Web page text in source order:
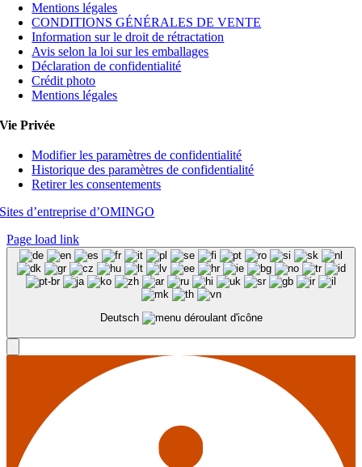
Mentions légales
CONDITIONS GÉNÉRALES DE VENTE
Information sur le droit de rétractation
Avis selon la loi sur les emballages
Déclaration de confidentialité
Crédit photo
Mentions légales
Vie Privée
Modifier les paramètres de confidentialité
Historique des paramètres de confidentialité
Retirer les consentements
Sites d’entreprise d’OMINGO
Page load link
Deutsch